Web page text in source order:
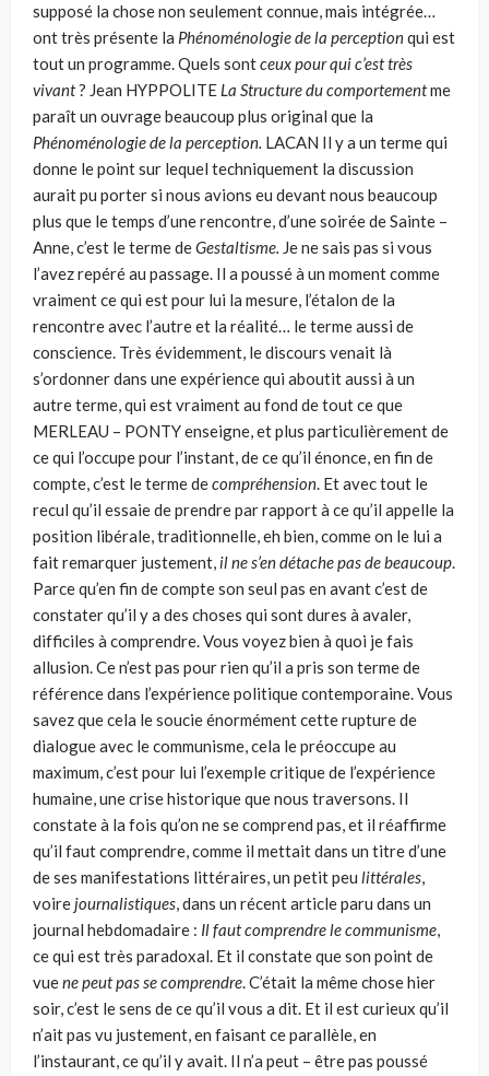
supposé la chose non seule­ment connue, mais intégrée…
ont très présente la Phénoménologie de la per­ceptionqui est
tout un programme. Quels sontceux pour qui c’esttrès
vivant? Jean HYPPOLITE La Structure du comportementme
paraît un ouvrage beau­coup plus original que la
Phénoménologie de la perception. LACAN Il y a un terme qui
donne le point sur lequel techniquement la dis­cussion
aurait pu porter si nous avions eu devant nous beaucoup
plus que le temps d’une rencontre, d’une soirée de Sainte –
Anne, c’est le terme deGestaltisme. Je ne sais pas si vous
l’avez repéré au passage. Il a poussé à un moment comme
vraiment ce qui est pour lui la mesure, l’étalon de la
rencontre avec l’autre et la réalité… le terme aussi de
conscience. Très évidemment, le dis­cours venait là
s’ordonner dans une expérience qui aboutit aussi à un
autre terme, qui est vraiment au fond de tout ce que
MERLEAU – PONTY enseigne, et plus particulièrement de
ce qui l’occupe pour l’instant, de ce qu’il énonce, en fin de
compte, c’est le terme decompréhension. Et avec tout le
recul qu’il essaie de prendre par rapport à ce qu’il appelle la
position libérale, traditionnelle, eh bien, comme on le lui a
fait remarquer justement,il ne s’en détache pas de beau­coup.
Parce qu’en fin de compte son seul pas en avant c’est de
constater qu’il y a des choses qui sont dures à avaler,
difficiles à comprendre. Vous voyez bien à quoi je fais
allusion. Ce n’est pas pour rien qu’il a pris son terme de
référence dans l’expérience politique contemporaine. Vous
savez que cela le soucie énor­mément cette rupture de
dialogue avec le communisme, cela le préoccupe au
maximum, c’est pour lui l’exemple critique de l’expérience
humaine, une crise historique que nous traversons. Il
constate à la fois qu’on ne se comprend pas, et il réaffirme
qu’il faut comprendre, comme il mettait dans un titre d’une
de ses manifestations littéraires, un petit peu littérales,
voirejournalistiques, dans un récent article paru dans un
journal hebdomadaire : Il faut comprendre le communisme,
ce qui est très paradoxal. Et il constate que son point de
vuene peut pas se comprendre. C’était la même chose hier
soir, c’est le sens de ce qu’il vous a dit. Et il est curieux qu’il
n’ait pas vu justement, en faisant ce parallèle, en
l’instaurant, ce qu’il y avait. Il n’a peut – être pas poussé